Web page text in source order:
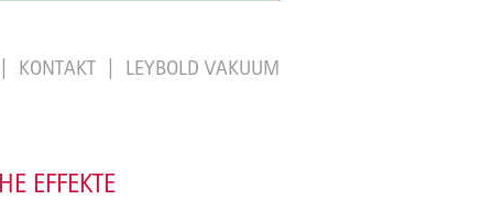
KONTAKT LEYBOLD VAKUUM
EFFEKTE